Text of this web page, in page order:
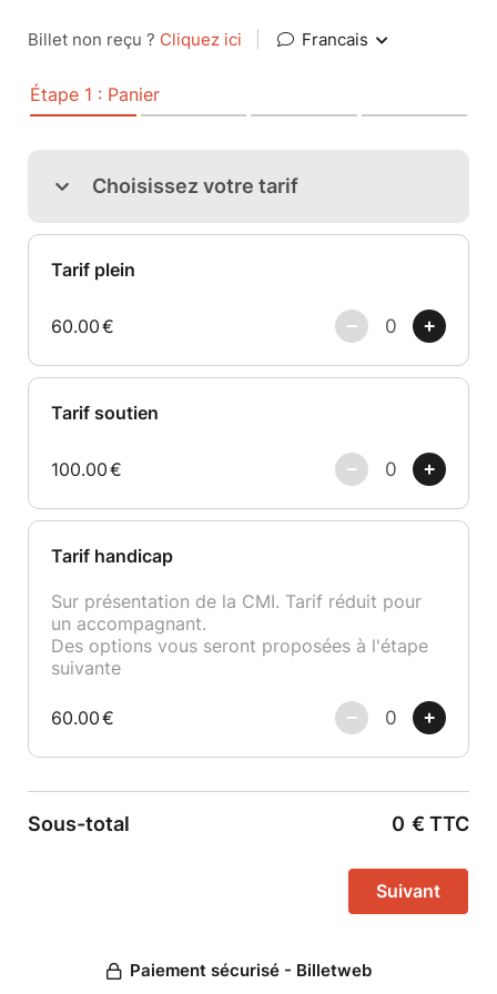
Billet non reçu ? Cliquez ici Francais
Étape 1 : Panier
Choisissez votre tarif
Tarif plein
60.00€
Tarif soutien
100.00€
Tarif handicap
Sur présentation de la CMI. Tarif réduit pour
un accompagnant.
Des options vous seront proposées à l'étape
suivante
60.00€
Sous-total 0 € TTC
Paiement sécurisé - Billetweb